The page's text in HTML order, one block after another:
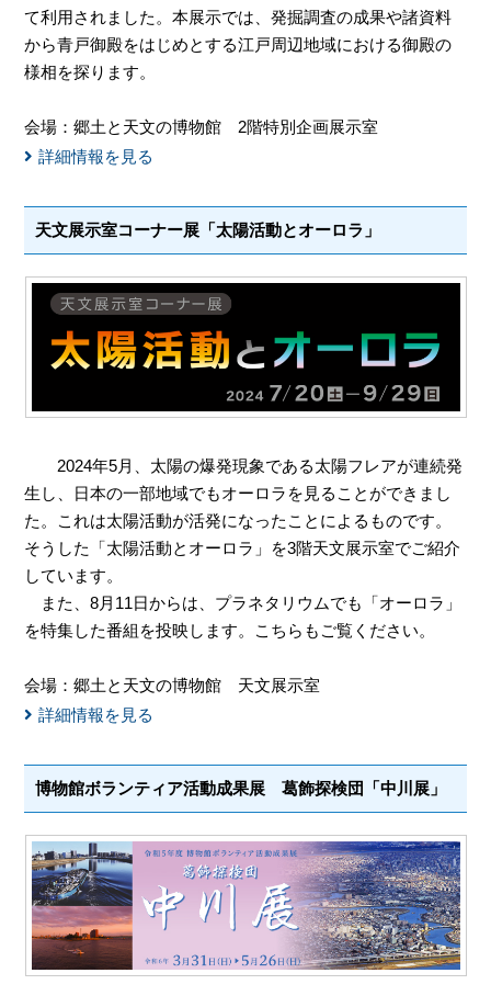
て利用されました。本展示では、発掘調査の成果や諸資料
から青戸御殿をはじめとする江戸周辺地域における御殿の
様相を探ります。
会場：郷土と天文の博物館 2階特別企画展示室
詳細情報を見る
天文展示室コーナー展「太陽活動とオーロラ」
2024年5月、太陽の爆発現象である太陽フレアが連続発
生し、日本の一部地域でもオーロラを見ることができまし
た。これは太陽活動が活発になったことによるものです。
そうした「太陽活動とオーロラ」を3階天文展示室でご紹介
しています。
また、8月11日からは、プラネタリウムでも「オーロラ」
を特集した番組を投映します。こちらもご覧ください。
会場：郷土と天文の博物館 天文展示室
詳細情報を見る
博物館ボランティア活動成果展 葛飾探検団「中川展」